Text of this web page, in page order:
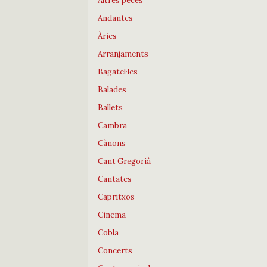
Andantes
Àries
Arranjaments
Bagatel·les
Balades
Ballets
Cambra
Cànons
Cant Gregorià
Cantates
Capritxos
Cinema
Cobla
Concerts